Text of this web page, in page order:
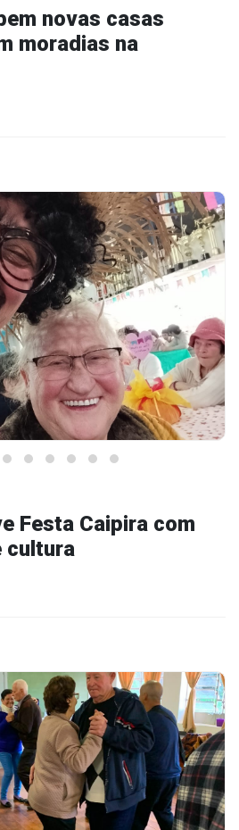
novas casas
moradias na
Festa Caipira com
cultura